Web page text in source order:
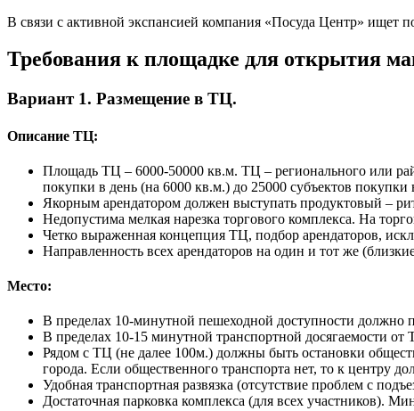
В связи с активной экспансией компания «Посуда Центр» ищет
Требования к площадке для открытия
Вариант 1. Размещение в ТЦ.
Описание ТЦ:
Площадь ТЦ – 6000-50000 кв.м. ТЦ – регионального или
покупки в день (на 6000 кв.м.) до 25000 субъектов покупки
Якорным арендатором должен выступать продуктовый –
Недопустима мелкая нарезка торгового комплекса. На
Четко выраженная концепция ТЦ, подбор арендаторов,
Направленность всех арендаторов на один и тот же
Место:
В пределах 10-минутной пешеходной доступности должно
В пределах 10-15 минутной транспортной досягаемости
Рядом с ТЦ (не далее 100м.) должны быть остановки
города. Если общественного транспорта нет, то к центру
Удобная транспортная развязка (отсутствие проблем с
Достаточная парковка комплекса (для всех участников).